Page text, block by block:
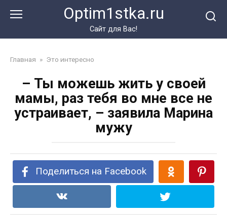
Optim1stka.ru
Сайт для Вас!
Главная » Это интересно
– Ты можешь жить у своей
мамы, раз тебя во мне все не
устраивает, – заявила Марина
мужу
Поделиться на Facebook